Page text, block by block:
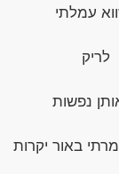
עמלתי
לריק
נפשות
באור יקרות